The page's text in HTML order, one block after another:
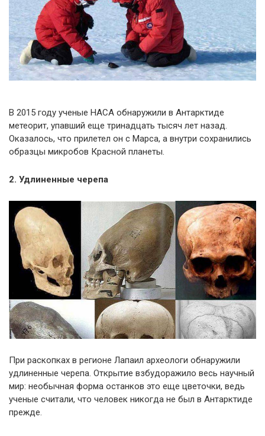
В 2015 году ученые НАСА обнаружили в Антарктиде
метеорит, упавший еще тринадцать тысяч лет назад.
Оказалось, что прилетел он с Марса, а внутри сохранились
образцы микробов Красной планеты.
2. Удлиненные черепа
При раскопках в регионе Лапаил археологи обнаружили
удлиненные черепа. Открытие взбудоражило весь научный
мир: необычная форма останков это еще цветочки, ведь
ученые считали, что человек никогда не был в Антарктиде
прежде.